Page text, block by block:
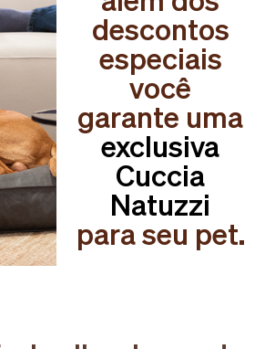
descontos
especiais
você
garante uma
exclusiva
Cuccia
Natuzzi
para seu pet.